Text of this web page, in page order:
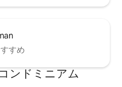
すめ
ンドミニアム